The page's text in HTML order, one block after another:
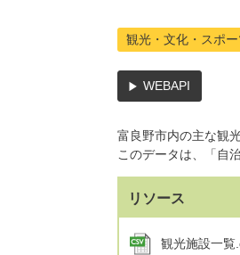
観光・文化・スポー
WEBAPI
富良野市内の主な観
このデータは、「自
リソース
観光施設一覧